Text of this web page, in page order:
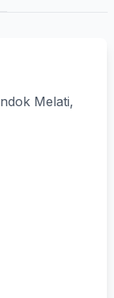
Melati,